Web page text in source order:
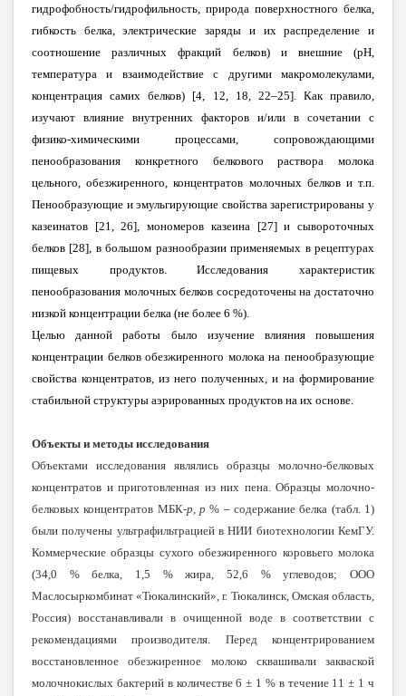
гидрофобность/гидрофильность, природа поверхностного белка,
гибкость белка, электрические заряды и их распределение и
соотношение различных фракций белков) и внешние (рН,
температура и взаимодействие с другими макромолекулами,
концентрация самих белков) [4, 12, 18, 22–25]. Как правило,
изучают влияние внутренних факторов и/или в сочетании с
физико-химическими процессами, сопровождающими
пенообразования конкретного белкового раствора молока
цельного, обезжиренного, концентратов молочных белков и т.п.
Пенообразующие и эмульгирующие свойства зарегистрированы у
казеинатов [21, 26], мономеров казеина [27] и сывороточных
белков [28], в большом разнообразии применяемых в рецептурах
пищевых продуктов. Исследования характеристик
пенообразования молочных белков сосредоточены на достаточно
низкой концентрации белка (не более 6 %).
Целью данной работы было изучение влияния повышения
концентрации белков обезжиренного молока на пенообразующие
свойства концентратов, из него полученных, и на формирование
стабильной структуры аэрированных продуктов на их основе.
Объекты и методы исследования
Объектами исследования являлись образцы молочно-белковых
концентратов и приготовленная из них пена. Образцы молочно-
белковых концентратов МБК-p ,p% –содержание белка (табл. 1)
были получены ультрафильтрацией в НИИ биотехнологии КемГУ.
Коммерческие образцы сухого обезжиренного коровьего молока
(34,0 % белка, 1,5 % жира, 52,6 % углеводов; ООО
Маслосыркомбинат «Тюкалинский», г. Тюкалинск, Омская область,
Россия) восстанавливали в очищенной воде в соответствии с
рекомендациями производителя. Перед концентрированием
восстановленное обезжиренное молоко сквашивали закваской
молочнокислых бактерий в количестве 6 ± 1 % в течение 11 ± 1 ч